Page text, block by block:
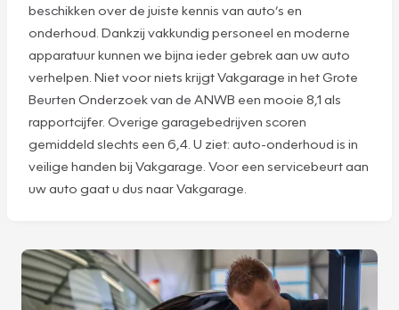
beschikken over de juiste kennis van auto’s en
onderhoud. Dankzij vakkundig personeel en moderne
apparatuur kunnen we bijna ieder gebrek aan uw auto
verhelpen. Niet voor niets krijgt Vakgarage in het Grote
Beurten Onderzoek van de ANWB een mooie 8,1 als
rapportcijfer. Overige garagebedrijven scoren
gemiddeld slechts een 6,4. U ziet: auto-onderhoud is in
veilige handen bij Vakgarage. Voor een servicebeurt aan
uw auto gaat u dus naar Vakgarage.